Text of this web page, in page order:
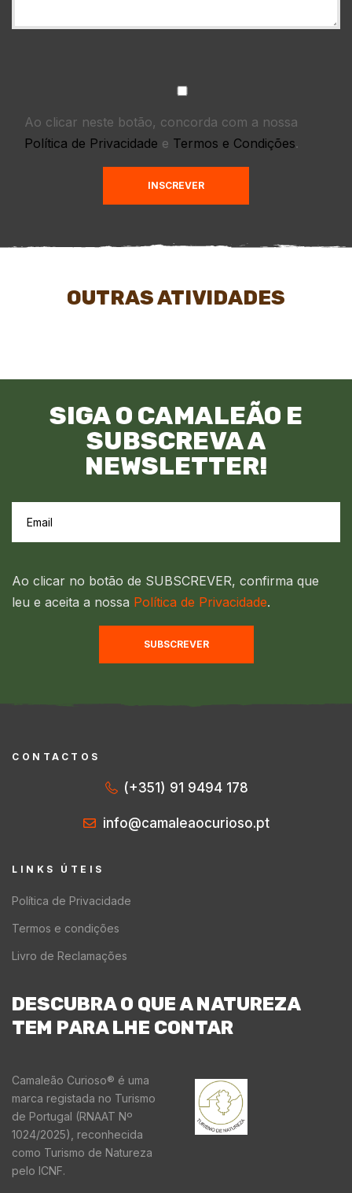
Ao clicar neste botão, concorda com a nossa
Política de Privacidade e Termos e Condições.
INSCREVER
OUTRAS ATIVIDADES
SIGA O CAMALEÃO E
SUBSCREVA A
NEWSLETTER!
Ao clicar no botão de SUBSCREVER, confirma que
leu e aceita a nossa Política de Privacidade.
SUBSCREVER
DESCUBRA O QUE A NATUREZA
TEM PARA LHE CONTAR
Camaleão Curioso® é uma
marca registada no Turismo
de Portugal (RNAAT Nº
1024/2025), reconhecida
como Turismo de Natureza
pelo ICNF.
CONTACTOS
(+351) 91 9494 178
info@camaleaocurioso.pt
LINKS ÚTEIS
Política de Privacidade
Termos e condições
Livro de Reclamações